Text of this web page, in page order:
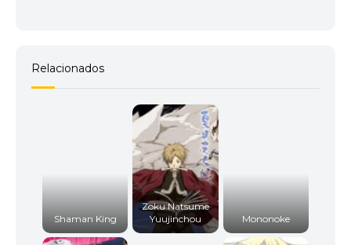
Relacionados
Shaman King
Zoku Natsume
Yuujinchou
Mononoke